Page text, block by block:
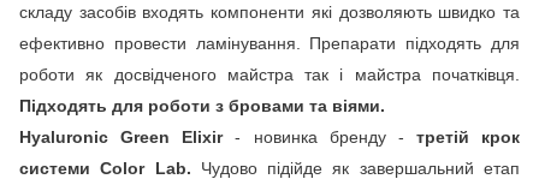
складу засобів входять компоненти які дозволяють швидко та
ефективно провести ламінування. Препарати підходять для
роботи як досвідченого майстра так і майстра початківця.
Підходять для роботи з бровами та віями.
Hyaluronic Green Elixir- новинка бренду - третій крок
системи Color Lab. Чудово підійде як завершальний етап